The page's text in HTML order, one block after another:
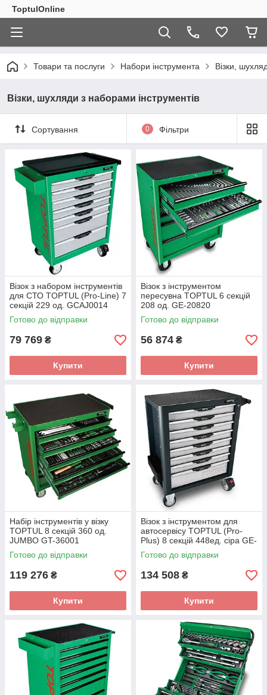
ToptulOnline
Товари та послуги Набори інструмента Візки,
Візки, шухляди з наборами інструментів
Сортування 0 Фільтри
Візок з набором інструментів
для СТО TOPTUL (Pro-Line) 7
секцій 229 од. GCAJ0014
Готово до відправки
79 769 ₴
Купити
Візок з інструментом
пересувна TOPTUL 6 секцій
208 од. GE-20820
Готово до відправки
56 874 ₴
Купити
Набір інструментів у візку
TOPTUL 8 секцій 360 од.
JUMBO GT-36001
Готово до відправки
119 276 ₴
Купити
Візок з інструментом для
автосервісу TOPTUL (Pro-
Plus) 8 секцій 448ед. сіра GE-
44803
Готово до відправки
134 508 ₴
Купити